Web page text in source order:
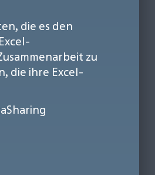
die es den
zu
die ihre Excel-